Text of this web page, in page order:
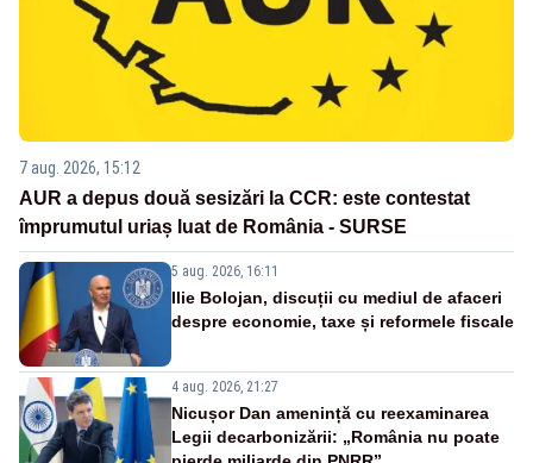
7 aug. 2026, 15:12
AUR a depus două sesizări la CCR: este contestat
împrumutul uriaș luat de România - SURSE
5 aug. 2026, 16:11
Ilie Bolojan, discuții cu mediul de afaceri
despre economie, taxe și reformele fiscale
4 aug. 2026, 21:27
Nicușor Dan amenință cu reexaminarea
Legii decarbonizării: „România nu poate